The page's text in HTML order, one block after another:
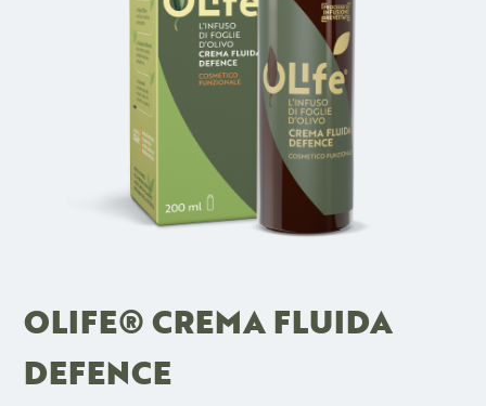
OLIFE® CREMA FLUIDA
DEFENCE